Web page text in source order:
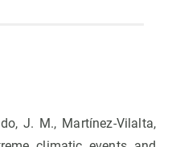
J. M., Martínez-Vilalta,